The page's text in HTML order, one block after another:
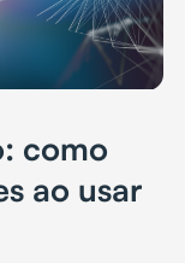
como
ao usar